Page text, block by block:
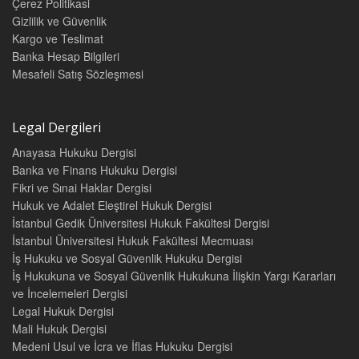
Legal Yayıncılık Tüm Yıllar Dergi Fiyat Listesi
(Basılı, Online Süreli-Süresiz ve E-Dergi)
Legal Hukuk Dergileri Sipariş Formu
Çerez Politikasi
Gizlilik ve Güvenlik
Kargo ve Teslimat
Banka Hesap Bilgileri
Mesafeli Satış Sözleşmesi
Legal Dergileri
Anayasa Hukuku Dergisi
Banka ve Finans Hukuku Dergisi
Fikri ve Sınai Haklar Dergisi
Hukuk ve Adalet Eleştirel Hukuk Dergisi
İstanbul Gedik Üniversitesi Hukuk Fakültesi Dergisi
İstanbul Üniversitesi Hukuk Fakültesi Mecmuası
İş Hukuku ve Sosyal Güvenlik Hukuku Dergisi
İş Hukukuna ve Sosyal Güvenlik Hukukuna İlişkin Yargı Kararları
ve İncelemeleri Dergisi
Legal Hukuk Dergisi
Mali Hukuk Dergisi
Medeni Usul ve İcra ve İflas Hukuku Dergisi